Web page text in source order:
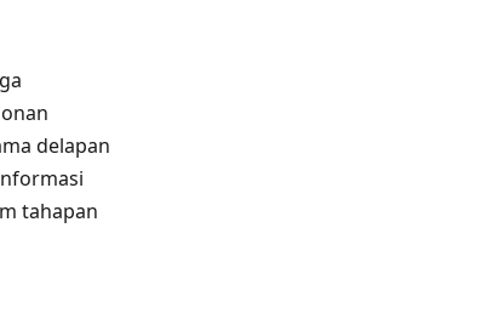
delapan
tahapan